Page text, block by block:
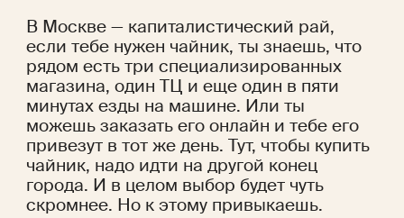
В Москве — капиталистический рай,
если тебе нужен чайник, ты знаешь, что
рядом есть три специализированных
магазина, один ТЦ и еще один в пяти
минутах езды на машине. Или ты
можешь заказать его онлайн и тебе его
привезут в тот же день. Тут, чтобы купить
чайник, надо идти на другой конец
города. И в целом выбор будет чуть
скромнее. Но к этому привыкаешь.